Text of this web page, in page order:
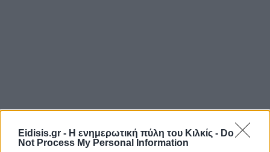
Eidisis.gr - Η ενημερωτική πύλη του Κιλκίς - Do
Not Process My Personal Information